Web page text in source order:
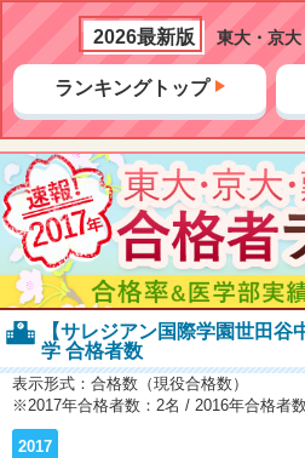
ト
2026最新版 東大・京
ランキングトップ
【サレジアン国際学園世田
学 合格者数
表示形式：合格数（現役合格数）
※2017年合格者数：2名 / 2016年合格者
2017